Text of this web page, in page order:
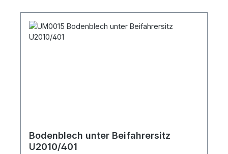
Bodenblech unter Beifahrersitz
U2010/401